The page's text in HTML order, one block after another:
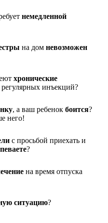
немедленной
на дом невозможен
хронические
инъекций?
, а ваш ребенок боится?
него!
с просьбой приехать и
?
на время отпуска
ситуацию?